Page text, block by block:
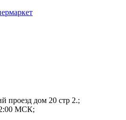
проезд дом 20 стр 2.;
МСК;